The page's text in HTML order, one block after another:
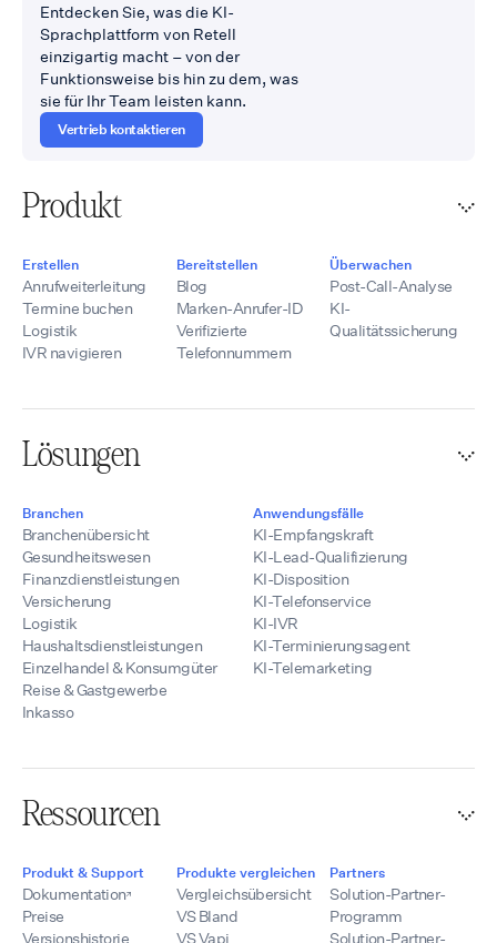
Entdecken Sie, was die KI-
Sprachplattform von Retell
einzigartig macht – von der
Funktionsweise bis hin zu dem, was
sie für Ihr Team leisten kann.
Vertrieb kontaktieren
Produkt
Erstellen
Anrufweiterleitung
Termine buchen
Logistik
IVR navigieren
Bereitstellen
Blog
Marken-Anrufer-ID
Verifizierte
Telefonnummern
Überwachen
Post-Call-Analyse
KI-
Qualitätssicherung
Lösungen
Branchen
Branchenübersicht
Gesundheitswesen
Finanzdienstleistungen
Versicherung
Logistik
Haushaltsdienstleistungen
Einzelhandel & Konsumgüter
Reise & Gastgewerbe
Inkasso
Anwendungsfälle
KI-Empfangskraft
KI-Lead-Qualifizierung
KI-Disposition
KI-Telefonservice
KI-IVR
KI-Terminierungsagent
KI-Telemarketing
Ressourcen
Produkt & Support
Dokumentation
Preise
Versionshistorie
Produkte vergleichen
Vergleichsübersicht
VS Bland
VS Vapi
Partners
Solution-Partner-
Programm
Solution-Partner-